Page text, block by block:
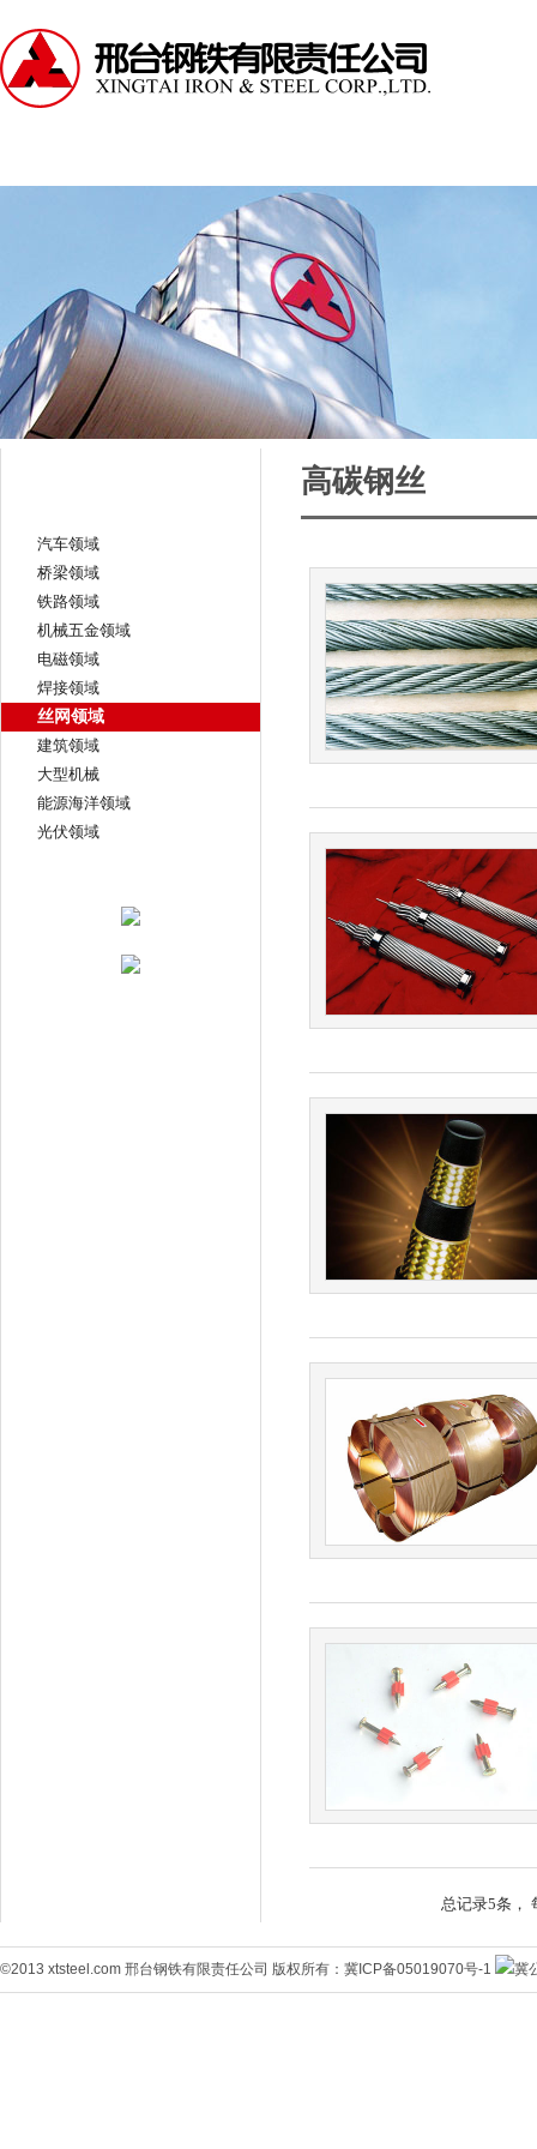
汽车领域
桥梁领域
铁路领域
机械五金领域
电磁领域
焊接领域
丝网领域
建筑领域
大型机械
能源海洋领域
光伏领域
高碳钢丝
总记录5条，
©2013 xtsteel.com 邢台钢铁有限责任公司 版权所有： 冀ICP备05019070号-1 冀